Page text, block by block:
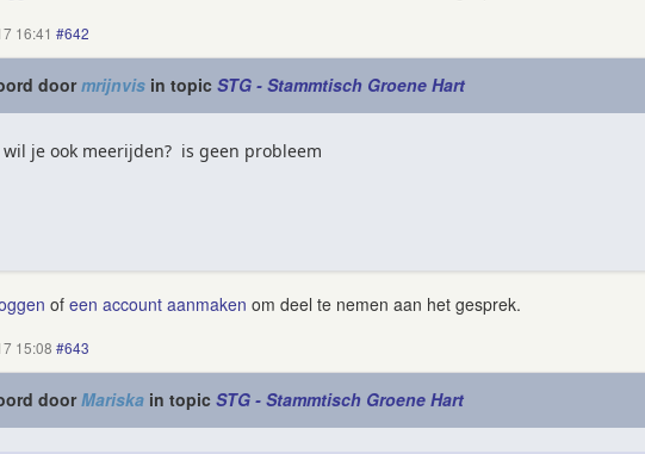
16:41 #642
doormrijnvisin topic STG - Stammtisch Groene Hart
wil je ook meerijden? is geen probleem
of een account aanmaken om deel te nemen aan het gesprek.
15:08 #643
doorMariskain topic STG - Stammtisch Groene Hart